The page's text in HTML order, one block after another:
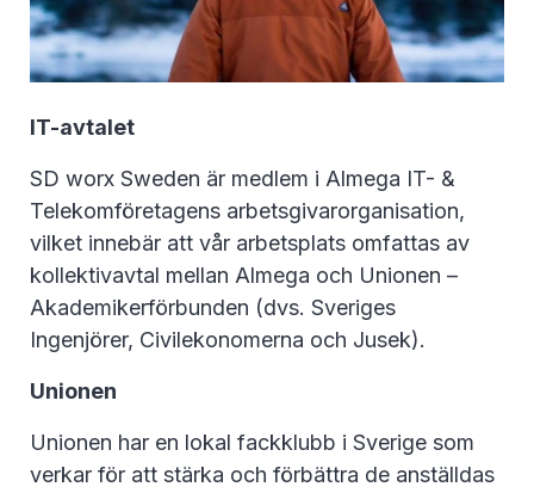
IT-avtalet
SD worx Sweden är medlem i Almega IT- &
Telekomföretagens arbetsgivarorganisation,
vilket innebär att vår arbetsplats omfattas av
kollektivavtal mellan Almega och Unionen –
Akademikerförbunden (dvs. Sveriges
Ingenjörer, Civilekonomerna och Jusek).
Unionen
Unionen har en lokal fackklubb i Sverige som
verkar för att stärka och förbättra de anställdas